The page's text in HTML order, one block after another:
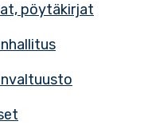
pöytäkirjat